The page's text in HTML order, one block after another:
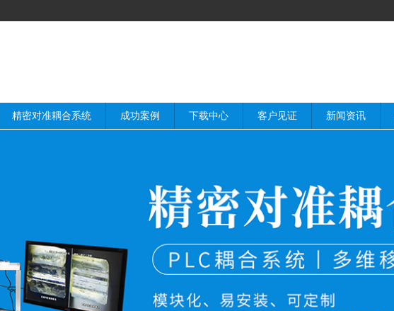
精密对准耦合系统 成功案例 下载中心 客户见证 新闻资讯